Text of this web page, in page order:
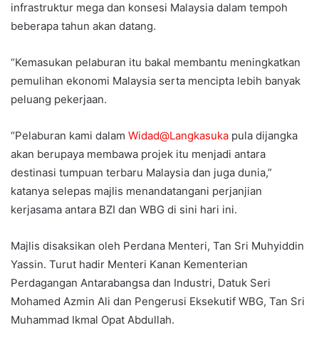
infrastruktur mega dan konsesi Malaysia dalam tempoh
beberapa tahun akan datang.
“Kemasukan pelaburan itu bakal membantu meningkatkan
pemulihan ekonomi Malaysia serta mencipta lebih banyak
peluang pekerjaan.
“Pelaburan kami dalam Widad@Langkasuka pula dijangka
akan berupaya membawa projek itu menjadi antara
destinasi tumpuan terbaru Malaysia dan juga dunia,”
katanya selepas majlis menandatangani perjanjian
kerjasama antara BZI dan WBG di sini hari ini.
Majlis disaksikan oleh Perdana Menteri, Tan Sri Muhyiddin
Yassin. Turut hadir Menteri Kanan Kementerian
Perdagangan Antarabangsa dan Industri, Datuk Seri
Mohamed Azmin Ali dan Pengerusi Eksekutif WBG, Tan Sri
Muhammad Ikmal Opat Abdullah.